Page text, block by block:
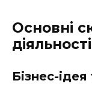
Основні
діяльності
Бізнес-